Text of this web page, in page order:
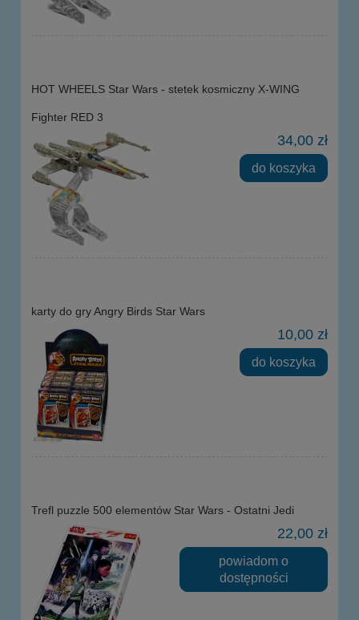
HOT WHEELS Star Wars - stetek kosmiczny X-WING
Fighter RED 3
34,00 zł
do koszyka
karty do gry Angry Birds Star Wars
10,00 zł
do koszyka
Trefl puzzle 500 elementów Star Wars - Ostatni Jedi
22,00 zł
powiadom o
dostępności